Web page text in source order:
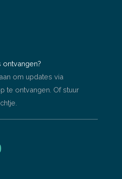
ontvangen?
om updates via
te ontvangen. Of stuur